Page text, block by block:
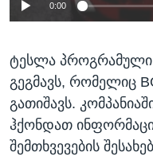
0:00
ტესლა პროგრამული
გეგმავს, რომელიც
გათიშავს.
ჰქონდათ
შემთხვევების